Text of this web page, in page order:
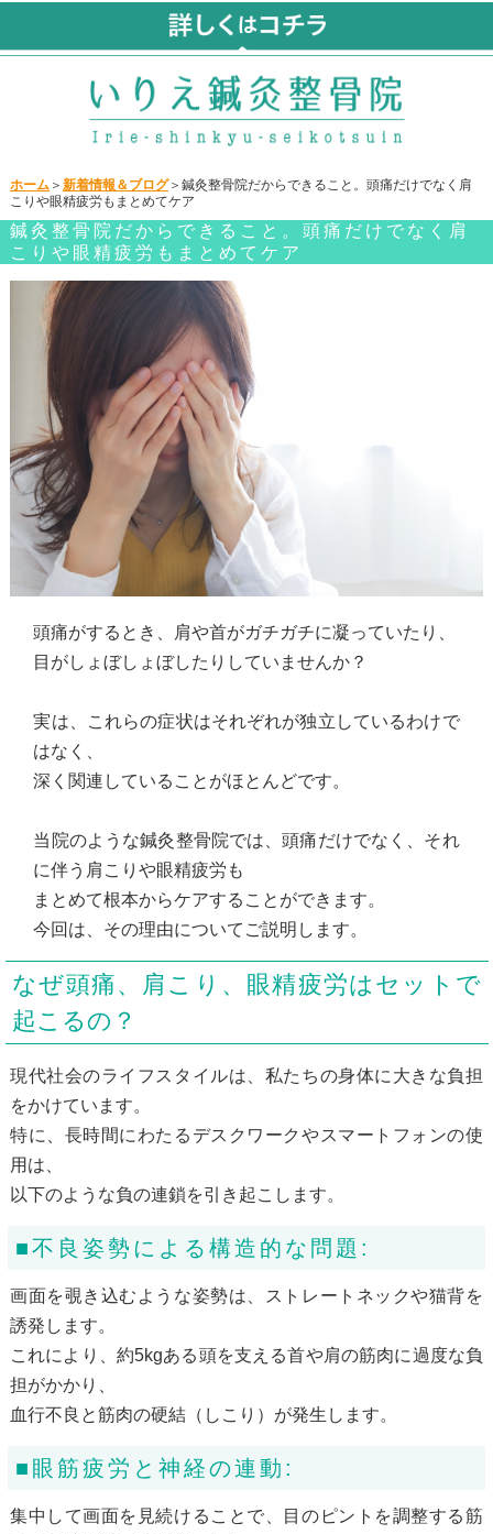
ホーム＞ 新着情報＆ブログ＞鍼灸整骨院だからできること。頭痛だけでなく肩
こりや眼精疲労もまとめてケア
鍼灸整骨院だからできること。頭痛だけでなく肩
こりや眼精疲労もまとめてケア
頭痛がするとき、肩や首がガチガチに凝っていたり、
目がしょぼしょぼしたりしていませんか？
実は、これらの症状はそれぞれが独立しているわけで
はなく、
深く関連していることがほとんどです。
当院のような鍼灸整骨院では、頭痛だけでなく、それ
に伴う肩こりや眼精疲労も
まとめて根本からケアすることができます。
今回は、その理由についてご説明します。
なぜ頭痛、肩こり、眼精疲労はセットで
起こるの？
現代社会のライフスタイルは、私たちの身体に大きな負担
をかけています。
特に、長時間にわたるデスクワークやスマートフォンの使
用は、
以下のような負の連鎖を引き起こします。
■不良姿勢による構造的な問題:
画面を覗き込むような姿勢は、ストレートネックや猫背を
誘発します。
これにより、約5kgある頭を支える首や肩の筋肉に過度な負
担がかかり、
血行不良と筋肉の硬結（しこり）が発生します。
■眼筋疲労と神経の連動:
集中して画面を見続けることで、目のピントを調整する筋